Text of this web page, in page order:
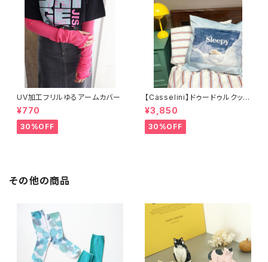
UV加工フリルゆるアームカバー
¥770
30%OFF
【Casselini】ドゥードゥルクッシ
ョンカバー
¥3,850
30%OFF
その他の商品